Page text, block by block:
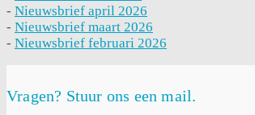
- Nieuwsbrief april 2026
- Nieuwsbrief maart 2026
- Nieuwsbrief februari 2026
Vragen? Stuur ons een mail.